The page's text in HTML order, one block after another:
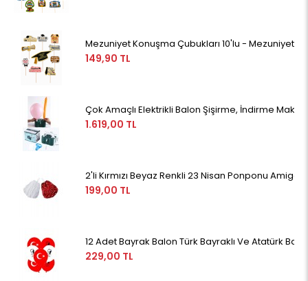
Mezuniyet Konuşma Çubukları 10'lu - Mezuniyet
149,90 TL
Çok Amaçlı Elektrikli Balon Şişirme, İndirme
1.619,00 TL
2'li Kırmızı Beyaz Renkli 23 Nisan Ponponu Amigo
199,00 TL
12 Adet Bayrak Balon Türk Bayraklı Ve Atatürk
229,00 TL